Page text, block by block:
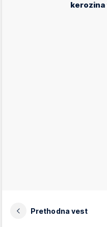
kerozina
Prethodna vest